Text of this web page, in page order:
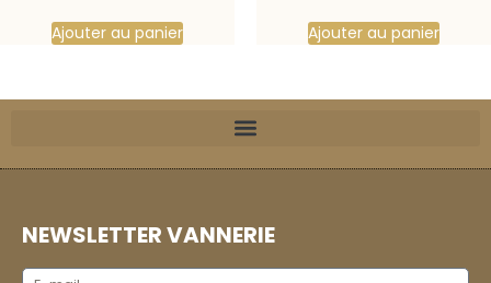
Ajouter au panier Ajouter au panier
NEWSLETTER VANNERIE